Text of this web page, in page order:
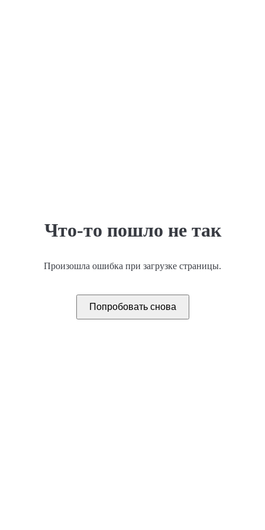
Что-то пошло не так
Произошла ошибка при загрузке страницы.
Попробовать снова